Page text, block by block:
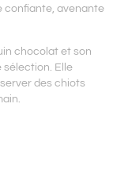
confiante, avenante
chocolat et son
sélection. Elle
des chiots